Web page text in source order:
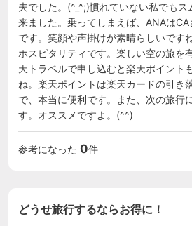
夫でした。(^_^;)慣れていない私でも
来ました。乗ってしまえば、ANAは
です。笑顔や声掛けが素晴らしいです
ホスピタリティです。楽しい空の旅を
天トラベルで申し込むと楽天ポイント
ね。楽天ポイントは楽天カードの引き
で、本当に便利です。また、次の旅行
す。オススメですよ。(^^)
参考になった 0件
どうせ旅行するならお得に！